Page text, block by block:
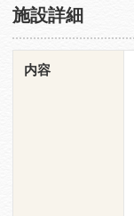
施設詳細
内容